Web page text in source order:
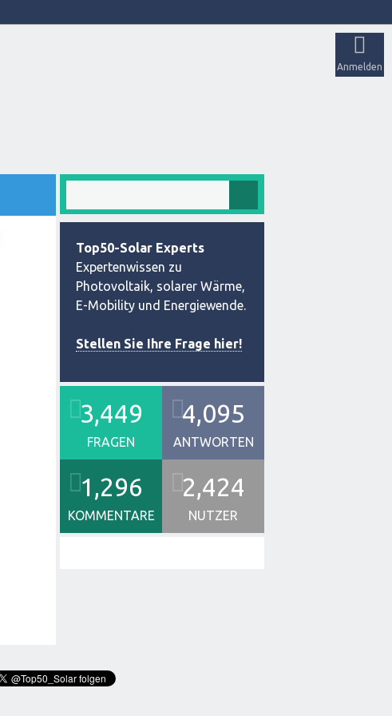
Anmelden
Top50-Solar Experts
Expertenwissen zu
Photovoltaik, solarer Wärme,
E-Mobility und Energiewende.
Stellen Sie Ihre Frage hier!
3,449
FRAGEN
4,095
ANTWORTEN
1,296
KOMMENTARE
2,424
NUTZER